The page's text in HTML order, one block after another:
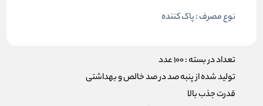
نوع مصرف : پاک کننده
تعداد در بسته : 100 عدد
تولید شده از پنبه صد در صد خالص و بهداشتی
قدرت جذب بالا